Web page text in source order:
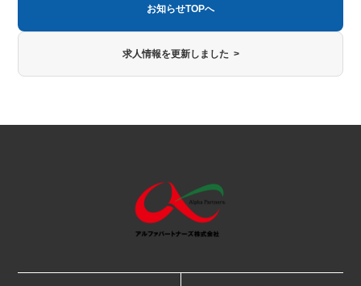
お知らせTOPへ
求人情報を更新しました >